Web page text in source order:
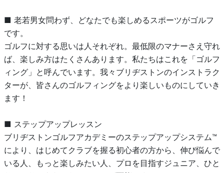
■ 老若男女問わず、どなたでも楽しめるスポーツがゴルフ
です。
ゴルフに対する思いは人それぞれ。最低限のマナーさえ守れ
ば、楽しみ方はたくさんあります。私たちはこれを「ゴルフ
ィング」と呼んでいます。我々ブリヂストンのインストラク
ターが、皆さんのゴルフィングをより楽しいものにしていき
ます！
■ ステップアップレッスン
ブリヂストンゴルフアカデミーのステップアップシステム™
により、はじめてクラブを握る初心者の方から、伸び悩んで
いる人、もっと楽しみたい人、プロを目指すジュニア、ひと